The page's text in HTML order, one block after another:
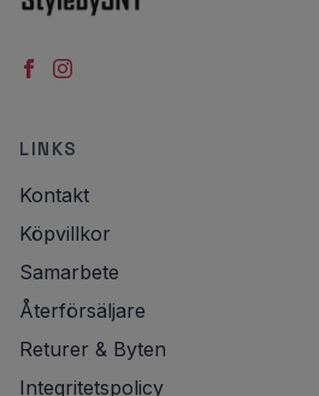
LINKS
Kontakt
Köpvillkor
Samarbete
Återförsäljare
Returer & Byten
Integritetspolicy